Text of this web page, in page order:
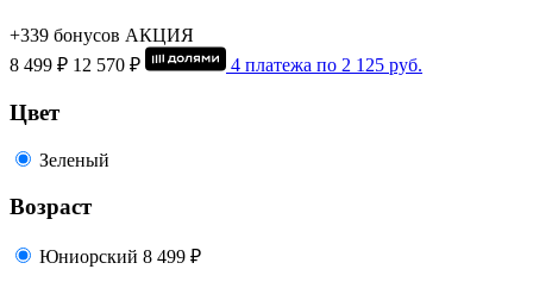
+339 бонусов АКЦИЯ
8 499 ₽ 12 570 ₽ 4 платежа по 2 125 руб.
Цвет
Зеленый
Возраст
Юниорский 8 499 ₽